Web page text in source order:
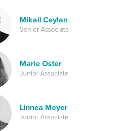
Mikail Ceylan
Senior Associate
Marie Oster
Junior Associate
Linnea Meyer
Junior Associate